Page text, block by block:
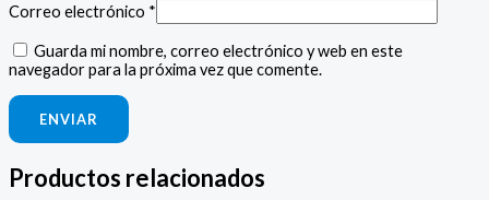
Correo electrónico *
Guarda mi nombre, correo electrónico y web en este
navegador para la próxima vez que comente.
Productos relacionados